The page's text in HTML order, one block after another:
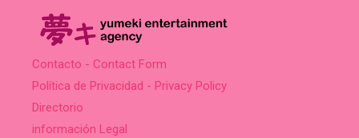
Contacto - Contact Form
Política de Privacidad - Privacy Policy
Directorio
información Legal